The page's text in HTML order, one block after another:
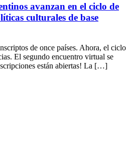
avanzan en el ciclo de
culturales de base
de once países. Ahora, el ciclo
El segundo encuentro virtual se
están abiertas! La […]